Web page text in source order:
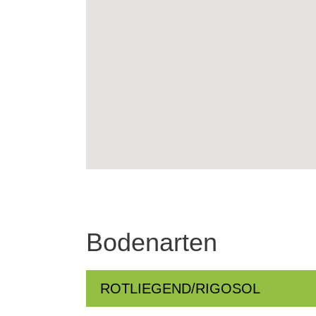
Bodenarten
ROTLIEGEND/RIGOSOL